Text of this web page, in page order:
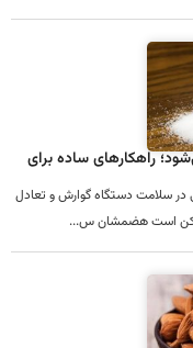
راهکارهای ساده برای
در سلامت دستگاه گوارش و تعادل
ممکن است هضمشان س...